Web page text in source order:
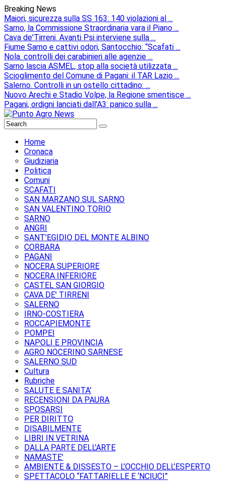
Breaking News
Maiori, sicurezza sulla SS 163: 140 violazioni al ...
Sarno, la Commissione Straordinaria vara il Piano ...
Cava de'Tirreni. Avanti Psi interviene sulla ...
Fiume Sarno e cattivi odori, Santocchio: “Scafati ...
Nola. controlli dei carabinieri alle agenzie ...
Sarno lascia ASMEL, stop alla società utilizzata ...
Scioglimento del Comune di Pagani: il TAR Lazio ...
Salerno. Controlli in un ostello cittadino: ...
Nuovo Arechi e Stadio Volpe, la Regione smentisce ...
Pagani, ordigni lanciati dall'A3: panico sulla ...
Home
Cronaca
Giudiziaria
Politica
Comuni
SCAFATI
SAN MARZANO SUL SARNO
SAN VALENTINO TORIO
SARNO
ANGRI
SANT'EGIDIO DEL MONTE ALBINO
CORBARA
PAGANI
NOCERA SUPERIORE
NOCERA INFERIORE
CASTEL SAN GIORGIO
CAVA DE' TIRRENI
SALERNO
IRNO-COSTIERA
ROCCAPIEMONTE
POMPEI
NAPOLI E PROVINCIA
AGRO NOCERINO SARNESE
SALERNO SUD
Cultura
Rubriche
SALUTE E SANITA'
RECENSIONI DA PAURA
SPOSARSI
PER DIRITTO
DISABILMENTE
LIBRI IN VETRINA
DALLA PARTE DELL'ARTE
NAMASTE'
AMBIENTE & DISSESTO – L’OCCHIO DELL’ESPERTO
SPETTACOLO “FATTARIELLE E ‘NCIUCI”